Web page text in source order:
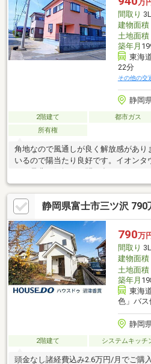
万
間取り
建物面積
土地面積
築年月
東海
22分
その他の交
静岡
2階建て 都市ガス
所有権
角地なので風通しが良く解放感があり
いるので陽当たり良好です。イオン
寧に対応いたします。
静岡県富士市三ツ沢 790
790万
間取り
建物面積
土地面積
築年月
東海
色」バス
静岡
2階建て システムキッチ
頭金なし諸経費込み2.6万円/月でご購